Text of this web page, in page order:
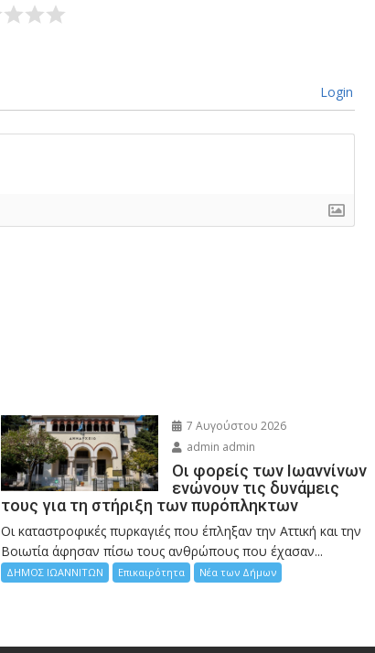
Login
7 Αυγούστου 2026
admin admin
Οι φορείς των Ιωαννίνων
ενώνουν τις δυνάμεις
τους για τη στήριξη των πυρόπληκτων
Οι καταστροφικές πυρκαγιές που έπληξαν την Αττική και την
Bοιωτία άφησαν πίσω τους ανθρώπους που έχασαν...
ΔΗΜΟΣ ΙΩΑΝΝΙΤΩΝ Επικαιρότητα Νέα των Δήμων